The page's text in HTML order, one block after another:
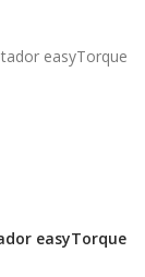
easyTorque